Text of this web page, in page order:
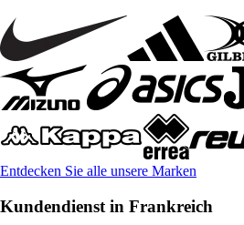
Entdecken Sie alle unsere Marken
Kundendienst in Frankreich